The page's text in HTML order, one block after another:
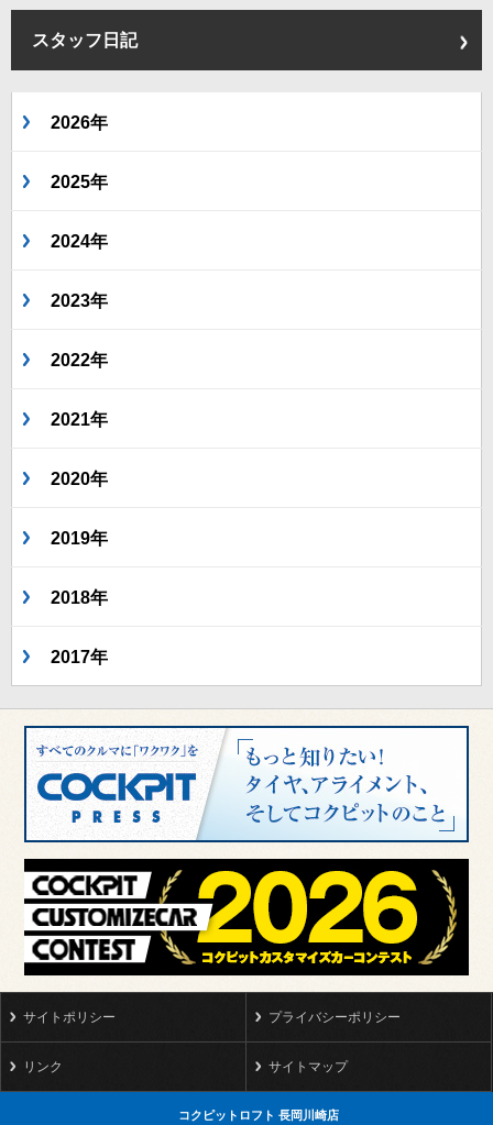
スタッフ日記
2026年
2025年
2024年
2023年
2022年
2021年
2020年
2019年
2018年
2017年
サイトポリシー プライバシーポリシー
リンク サイトマップ
コクピットロフト 長岡川崎店